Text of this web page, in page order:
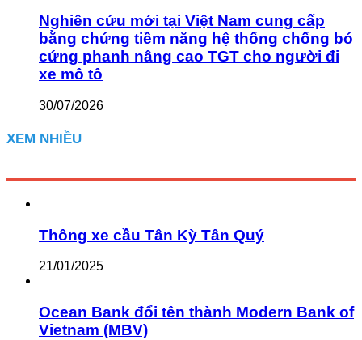
Nghiên cứu mới tại Việt Nam cung cấp
bằng chứng tiềm năng hệ thống chống bó
cứng phanh nâng cao TGT cho người đi
xe mô tô
30/07/2026
XEM NHIỀU
Thông xe cầu Tân Kỳ Tân Quý
21/01/2025
Ocean Bank đổi tên thành Modern Bank of
Vietnam (MBV)